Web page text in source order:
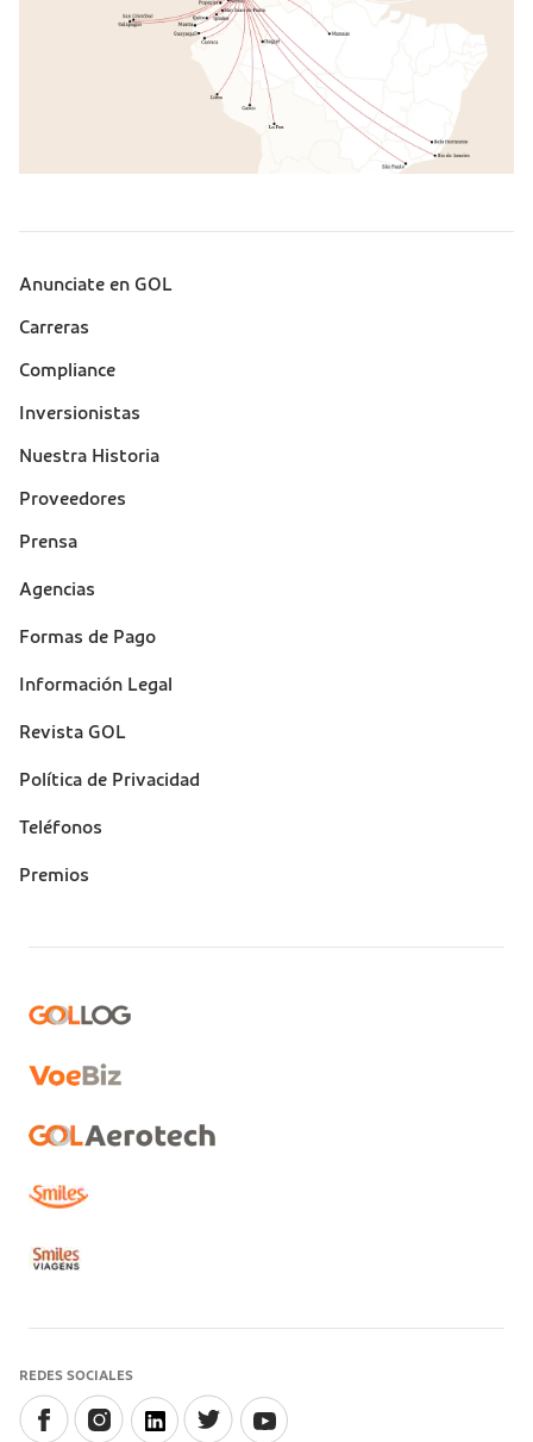
Sobre a Gol (footer)
Anunciate en GOL
Carreras
Compliance
Inversionistas
Nuestra Historia
Proveedores
Prensa
Suporte
Agencias
Formas de Pago
Información Legal
Revista GOL
Política de Privacidad
Teléfonos
Premios
REDES SOCIALES